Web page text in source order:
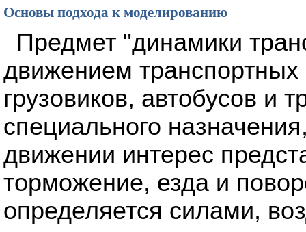
Основы подхода к моделированию
Предмет "динамики
движением
грузовиков, автобусов и
специального
движении интерес
торможение, езда и
определяется силами,